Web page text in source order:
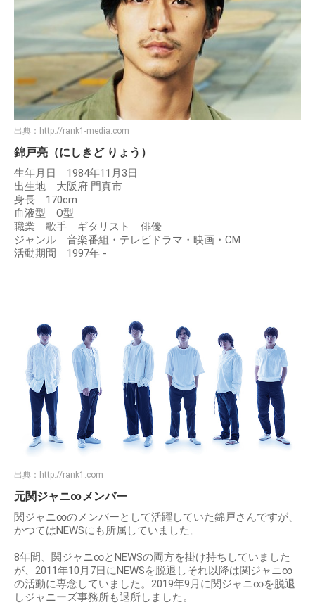
出典： http://rank1-media.com
錦戸亮（にしきど りょう）
生年月日 1984年11月3日
出生地 大阪府 門真市
身長 170cm
血液型 O型
職業 歌手 ギタリスト 俳優
ジャンル 音楽番組・テレビドラマ・映画・CM
活動期間 1997年 -
出典： http://rank1.com
元関ジャニ∞メンバー
関ジャニ∞のメンバーとして活躍していた錦戸さんですが、
かつてはNEWSにも所属していました。
8年間、関ジャニ∞とNEWSの両方を掛け持ちしていました
が、2011年10月7日にNEWSを脱退しそれ以降は関ジャニ∞
の活動に専念していました。2019年9月に関ジャニ∞を脱退
しジャニーズ事務所も退所しました。